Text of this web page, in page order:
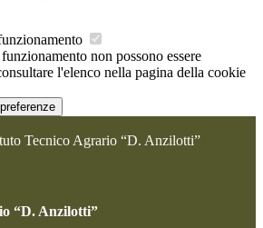
non possono essere
l'elenco nella pagina della cookie
Tecnico Agrario “D. Anzilotti”
“D. Anzilotti”